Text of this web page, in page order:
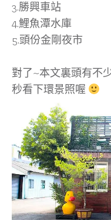
3.勝興車站
4.鯉魚潭水庫
5.頭份金剛夜市
對了~本文裏頭有不
秒看下環景照喔